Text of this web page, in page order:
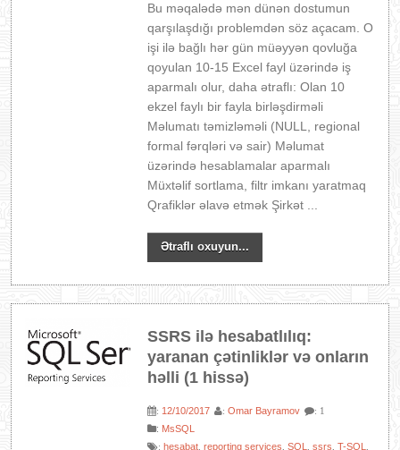
Bu məqalədə mən dünən dostumun
qarşılaşdığı problemdən söz açacam. O
işi ilə bağlı hər gün müəyyən qovluğa
qoyulan 10-15 Excel fayl üzərində iş
aparmalı olur, daha ətraflı: Olan 10
ekzel faylı bir fayla birləşdirməli
Məlumatı təmizləməli (NULL, regional
formal fərqləri və sair) Məlumat
üzərində hesablamalar aparmalı
Müxtəlif sortlama, filtr imkanı yaratmaq
Qrafiklər əlavə etmək Şirkət ...
Ətraflı oxuyun...
SSRS ilə hesabatlılıq:
yaranan çətinliklər və onların
həlli (1 hissə)
: 12/10/2017 :Omar Bayramov : 1
: MsSQL
: hesabat ,reporting services ,SQL ,ssrs ,T-SQL